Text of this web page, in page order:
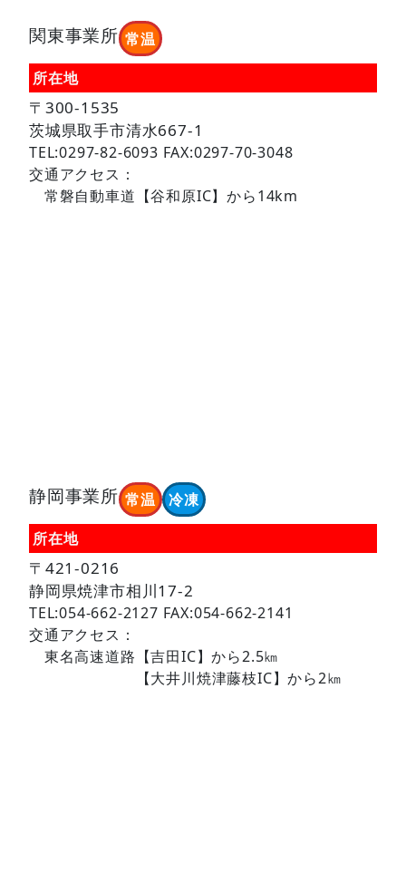
関東事業所 常温
所在地
〒300-1535
茨城県取手市清水667-1
TEL:0297-82-6093 FAX:0297-70-3048
交通アクセス：
常磐自動車道【谷和原IC】から14km
静岡事業所 常温
冷凍
所在地
〒421-0216
静岡県焼津市相川17-2
TEL:054-662-2127 FAX:054-662-2141
交通アクセス：
東名高速道路【吉田IC】から2.5㎞
【大井川焼津藤枝IC】から2㎞